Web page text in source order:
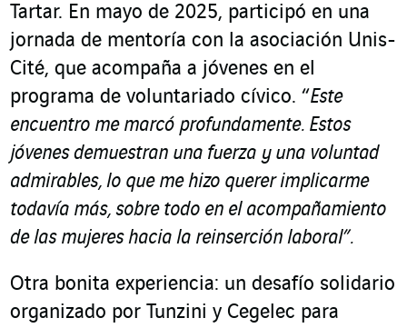
Tartar. En mayo de 2025, participó en una
jornada de mentoría con la asociación Unis-
Cité, que acompaña a jóvenes en el
programa de voluntariado cívico. “Este
encuentro me marcó profundamente. Estos
jóvenes demuestran una fuerza y una voluntad
admirables, lo que me hizo querer implicarme
todavía más, sobre todo en el acompañamiento
de las mujeres hacia la reinserción laboral”.
Otra bonita experiencia: un desafío solidario
organizado por Tunzini y Cegelec para